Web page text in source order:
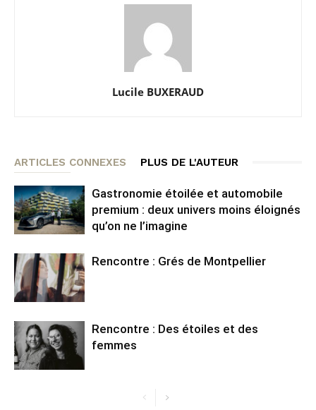
Lucile BUXERAUD
ARTICLES CONNEXES PLUS DE L'AUTEUR
Gastronomie étoilée et automobile
premium : deux univers moins éloignés
qu’on ne l’imagine
Rencontre : Grés de Montpellier
Rencontre : Des étoiles et des
femmes